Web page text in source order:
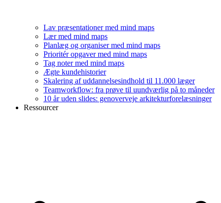
Lav præsentationer med mind maps
Lær med mind maps
Planlæg og organiser med mind maps
Prioritér opgaver med mind maps
Tag noter med mind maps
Ægte kundehistorier
Skalering af uddannelsesindhold til 11.000 læger
Teamworkflow: fra prøve til uundværlig på to måneder
10 år uden slides: genoverveje arkitekturforelæsninger
Ressourcer